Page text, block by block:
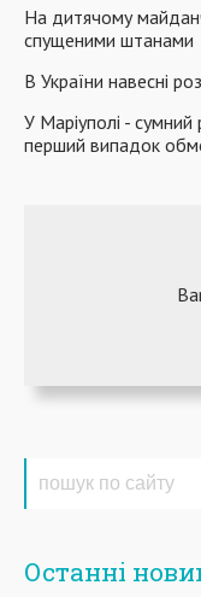
На дитячому
спущеними штанами
В України навесні
У Маріуполі -
перший випадок
Останні